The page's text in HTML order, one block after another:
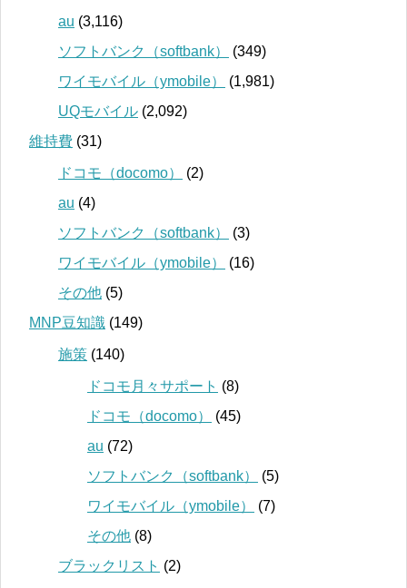
au (3,116)
ソフトバンク（softbank）
(349)
ワイモバイル（ymobile）
(1,981)
UQモバイル (2,092)
維持費 (31)
ドコモ（docomo）
(2)
au (4)
ソフトバンク（softbank）
(3)
ワイモバイル（ymobile）
(16)
その他 (5)
MNP豆知識 (149)
施策 (140)
ドコモ月々サポート (8)
ドコモ（docomo）
(45)
au (72)
ソフトバンク（softbank）
(5)
ワイモバイル（ymobile）
(7)
その他 (8)
ブラックリスト (2)